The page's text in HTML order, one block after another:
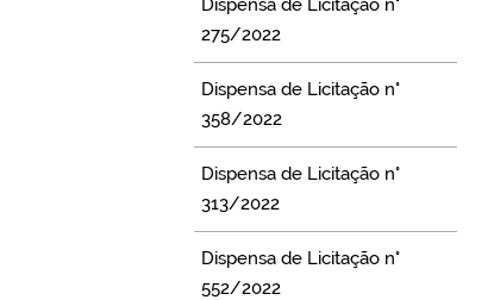
Dispensa de Licitação n°
275/2022
Dispensa de Licitação n°
358/2022
Dispensa de Licitação n°
313/2022
Dispensa de Licitação n°
552/2022